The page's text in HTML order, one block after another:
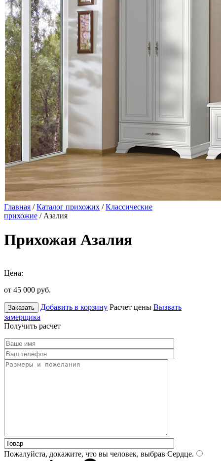
Главная /Каталог прихожих /Классические
прихожие / Азалия
Прихожая Азалия
Цена:
от 45 000 руб.
Заказать Добавить в корзину Расчет цены Вызвать
замерщика
Получить расчет
Пожалуйста, докажите, что вы человек, выбрав Сердце.